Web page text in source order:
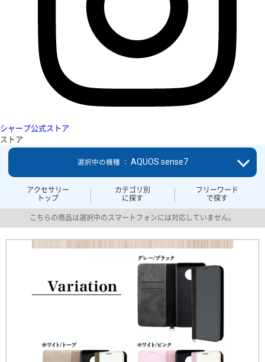
シャープ公式ストア
ストア
アクセサリー
トップ
カテゴリ別
に探す
フリーワード
で探す
選択中の機種 ： AQUOS sense7
こちらの商品は選択中のスマートフォンには対応していません。